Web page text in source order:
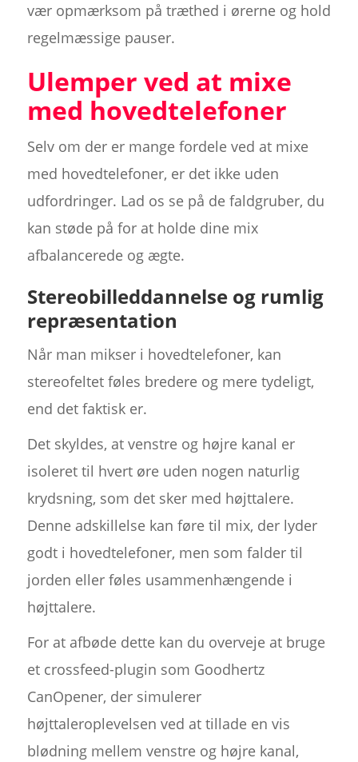
vær opmærksom på træthed i ørerne og hold
regelmæssige pauser.
Ulemper ved at mixe
med hovedtelefoner
Selv om der er mange fordele ved at mixe
med hovedtelefoner, er det ikke uden
udfordringer. Lad os se på de faldgruber, du
kan støde på for at holde dine mix
afbalancerede og ægte.
Stereobilleddannelse og rumlig
repræsentation
Når man mikser i hovedtelefoner, kan
stereofeltet føles bredere og mere tydeligt,
end det faktisk er.
Det skyldes, at venstre og højre kanal er
isoleret til hvert øre uden nogen naturlig
krydsning, som det sker med højttalere.
Denne adskillelse kan føre til mix, der lyder
godt i hovedtelefoner, men som falder til
jorden eller føles usammenhængende i
højttalere.
For at afbøde dette kan du overveje at bruge
et crossfeed-plugin som Goodhertz
CanOpener, der simulerer
højttaleroplevelsen ved at tillade en vis
blødning mellem venstre og højre kanal,